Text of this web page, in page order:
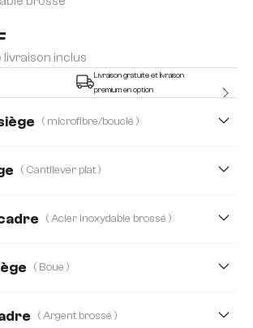
livraison inclus
Livraison gratuite et livraison
premium en option
( microfibre/bouclé )
Webstoff Soft
( Cantilever plat )
( Acier inoxydable brossé )
brossé Bois
( Boue )
( Argent brossé )